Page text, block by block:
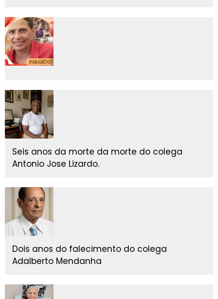
Seis anos da morte da morte do colega
Antonio Jose Lizardo.
Dois anos do falecimento do colega
Adalberto Mendanha